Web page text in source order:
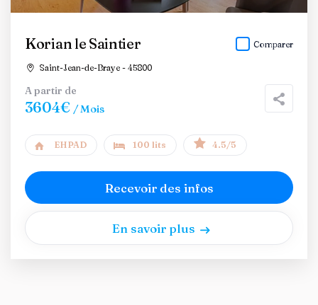
Korian le Saintier
Saint-Jean-de-Braye - 45800
Comparer
A partir de
3604€ / Mois
EHPAD 100 lits 4.5/5
Recevoir des infos
En savoir plus